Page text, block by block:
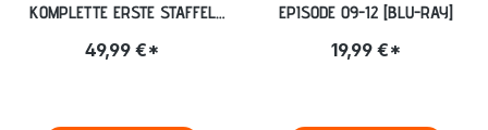
KOMPLETTE ERSTE STAFFEL
49,99 €*
EPISODE 09-12 [BLU-RAY]
19,99 €*